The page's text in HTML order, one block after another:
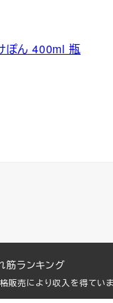
ぽん 400ml 瓶
筋ランキング
販売により収入を得ていま